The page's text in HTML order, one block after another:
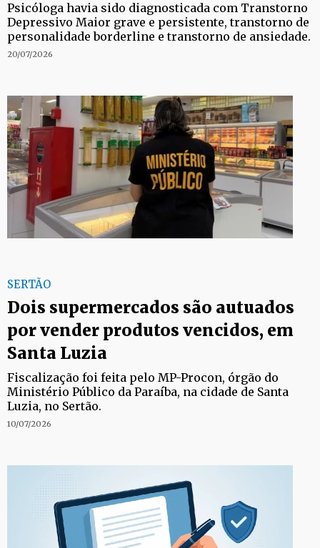
Psicóloga havia sido diagnosticada com Transtorno
Depressivo Maior grave e persistente, transtorno de
personalidade borderline e transtorno de ansiedade.
20/07/2026
SERTÃO
Dois supermercados são autuados
por vender produtos vencidos, em
Santa Luzia
Fiscalização foi feita pelo MP-Procon, órgão do
Ministério Público da Paraíba, na cidade de Santa
Luzia, no Sertão.
10/07/2026